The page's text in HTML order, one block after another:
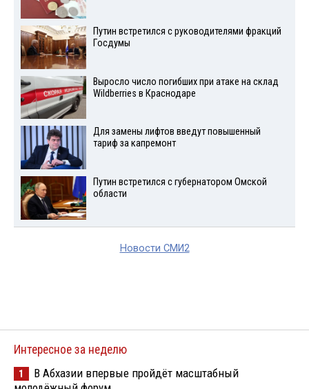
Путин встретился с руководителями фракций
Госдумы
Выросло число погибших при атаке на склад
Wildberries в Краснодаре
Для замены лифтов введут повышенный
тариф за капремонт
Путин встретился с губернатором Омской
области
Новости СМИ2
Интересное за неделю
1
В Абхазии впервые пройдёт масштабный